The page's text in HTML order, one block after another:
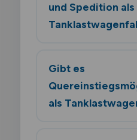
und Spedition als
Gibt es
als